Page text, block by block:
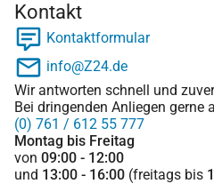
Kontakt
Kontaktformular
info@Z24.de
Wir antworten schnell und
Bei dringenden Anliegen gerne
(0) 761 / 612 55 777
Montag bis Freitag
von 09:00 - 12:00
und 13:00 - 16:00 (freitags bis